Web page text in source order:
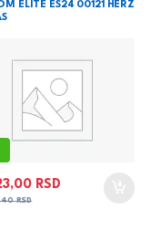
ELITE ES24 00121 HERZ
RSD
RSD